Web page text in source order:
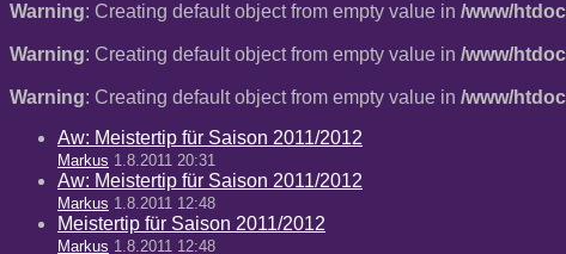
Warning: Creating default object from empty value in /www/
Warning: Creating default object from empty value in /www/
Warning: Creating default object from empty value in /www/
Aw: Meistertip für Saison 2011/2012
Markus 1.8.2011 20:31
Aw: Meistertip für Saison 2011/2012
Markus 1.8.2011 12:48
Meistertip für Saison 2011/2012
Markus 1.8.2011 12:48